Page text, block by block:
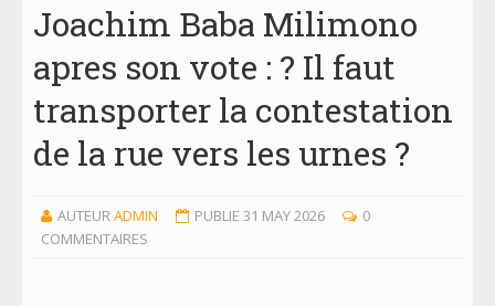
Joachim Baba Milimono
apres son vote : ? Il faut
transporter la contestation
de la rue vers les urnes ?
AUTEURADMIN PUBLIE 31 MAY 2026
0
COMMENTAIRES